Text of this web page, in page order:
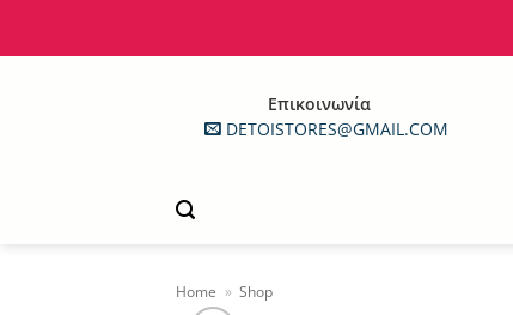
Επικοινωνία
DETOISTORES@GMAIL.COM
Home » Shop